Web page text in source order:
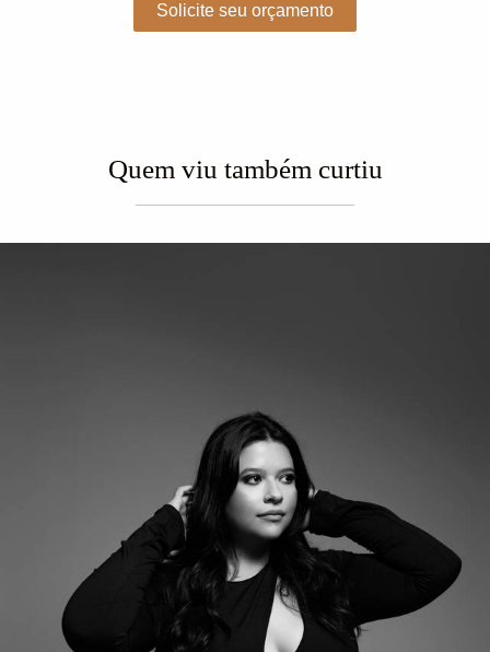
Solicite seu orçamento
Quem viu também curtiu